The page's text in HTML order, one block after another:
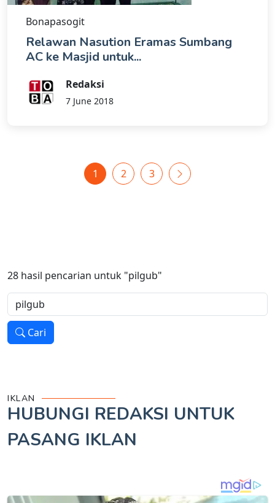
Bonapasogit
Relawan Nasution Eramas Sumbang
AC ke Masjid untuk...
Redaksi
7 June 2018
1 2 3
28 hasil pencarian untuk "pilgub"
Cari
IKLAN
HUBUNGI REDAKSI UNTUK
PASANG IKLAN